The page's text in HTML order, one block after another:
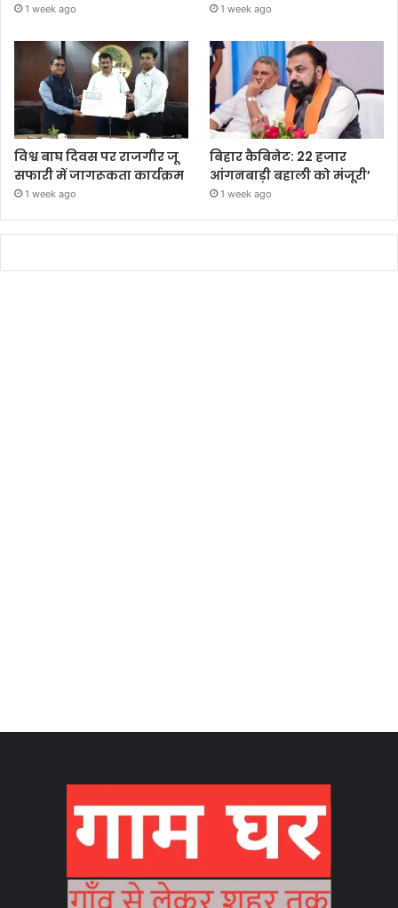
1 week ago 1 week ago
विश्व बाघ दिवस पर राजगीर जू
सफारी में जागरूकता कार्यक्रम
1 week ago
बिहार कैबिनेट: 22 हजार
आंगनबाड़ी बहाली को मंजूरी’
1 week ago